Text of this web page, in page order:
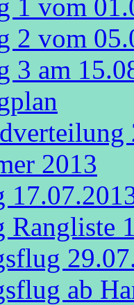
1 vom
2 vom
3 am
2013
Rangliste
ab